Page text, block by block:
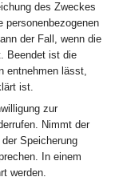
des Zweckes
personenbezogenen
der Fall, wenn die
Beendet ist die
entnehmen lässt,
ist.
zur
Nimmt der
Speicherung
In einem
werden.